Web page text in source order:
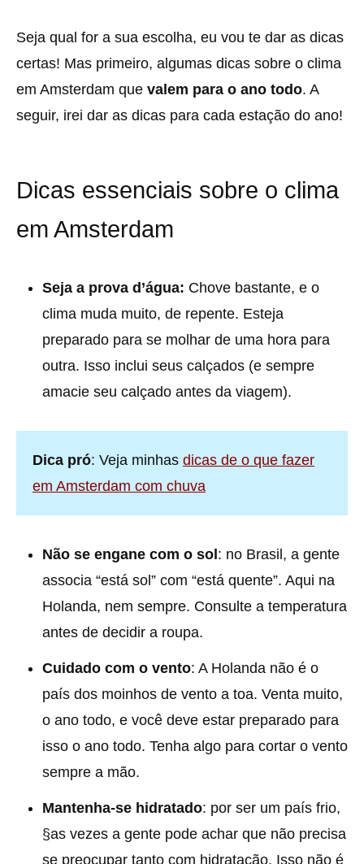
Seja qual for a sua escolha, eu vou te dar as dicas
certas! Mas primeiro, algumas dicas sobre o clima
em Amsterdam que valem para o ano todo. A
seguir, irei dar as dicas para cada estação do ano!
Dicas essenciais sobre o clima
em Amsterdam
Seja a prova d’água: Chove bastante, e o
clima muda muito, de repente. Esteja
preparado para se molhar de uma hora para
outra. Isso inclui seus calçados (e sempre
amacie seu calçado antes da viagem).
Dica pró: Veja minhas dicas de o que fazer
em Amsterdam com chuva
Não se engane com o sol : no Brasil, a gente
associa “está sol” com “está quente”. Aqui na
Holanda, nem sempre. Consulte a temperatura
antes de decidir a roupa.
Cuidado com o vento: A Holanda não é o
país dos moinhos de vento a toa. Venta muito,
o ano todo, e você deve estar preparado para
isso o ano todo. Tenha algo para cortar o vento
sempre a mão.
Mantenha-se hidratado: por ser um país frio,
§as vezes a gente pode achar que não precisa
se preocupar tanto com hidratação. Isso não é